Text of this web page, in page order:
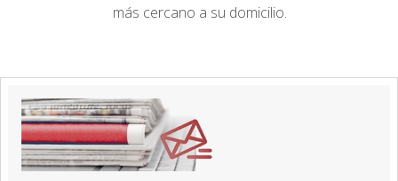
más cercano a su domicilio.